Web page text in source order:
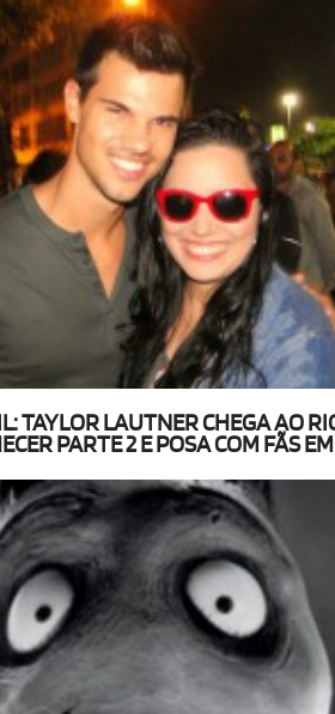
TAYLOR LAUTNER CHEGA AO
PARTE 2 E POSA COM FÃS